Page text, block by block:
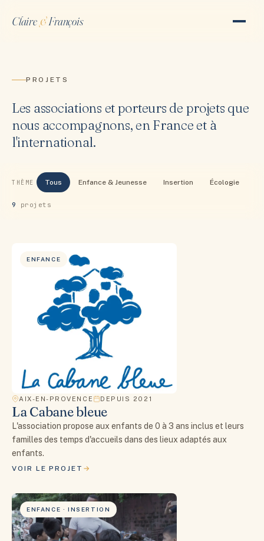
Claire&François
PROJETS
Les associations et porteurs de projets que
nous accompagnons, en France et à
l'international.
THÈME Tous Enfance & Jeunesse Insertion Écologie
9 projet s
ENFANCE
AIX-EN-PROVENCE DEPUIS 2021
La Cabane bleue
L'association propose aux enfants de 0 à 3 ans inclus et leurs
familles des temps d'accueils dans des lieux adaptés aux
enfants.
VOIR LE PROJET
ENFANCE · INSERTION